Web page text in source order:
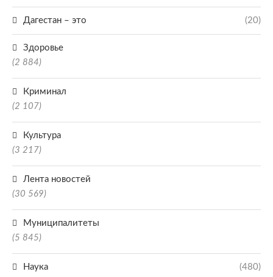
Дагестан – это (20)
Здоровье
(2 884)
Криминал
(2 107)
Культура
(3 217)
Лента новостей
(30 569)
Муниципалитеты
(5 845)
Наука (480)